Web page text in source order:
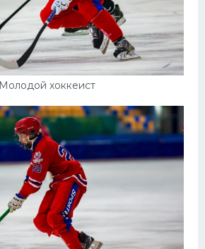
Молодой хоккеист